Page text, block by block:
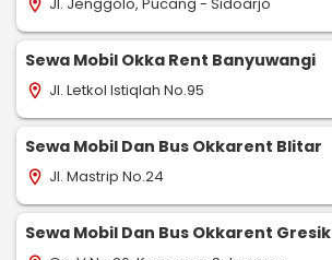
location_on
Sewa Mobil Okka Rent Banyuwangi
location_on Jl. Letkol Istiqlah No.95
Sewa Mobil Dan Bus Okkarent Blitar
location_on Jl. Mastrip No.24
Sewa Mobil Dan Bus Okkarent Gresik